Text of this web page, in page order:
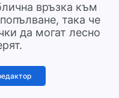
връзка към
така че
да могат лесно